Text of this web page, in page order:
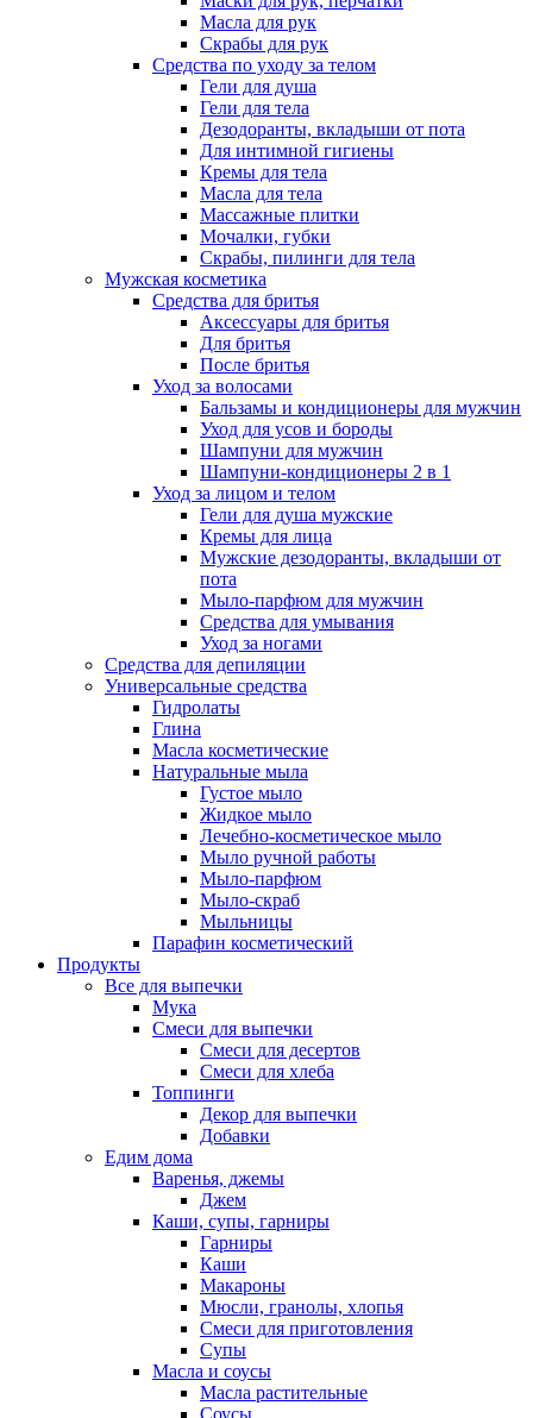
Масла для рук
Скрабы для рук
Средства по уходу за телом
Гели для душа
Гели для тела
Дезодоранты, вкладыши от пота
Для интимной гигиены
Кремы для тела
Масла для тела
Массажные плитки
Мочалки, губки
Скрабы, пилинги для тела
Мужская косметика
Средства для бритья
Аксессуары для бритья
Для бритья
После бритья
Уход за волосами
Бальзамы и кондиционеры для мужчин
Уход для усов и бороды
Шампуни для мужчин
Шампуни-кондиционеры 2 в 1
Уход за лицом и телом
Гели для душа мужские
Кремы для лица
Мужские дезодоранты, вкладыши от
пота
Мыло-парфюм для мужчин
Средства для умывания
Уход за ногами
Средства для депиляции
Универсальные средства
Гидролаты
Глина
Масла косметические
Натуральные мыла
Густое мыло
Жидкое мыло
Лечебно-косметическое мыло
Мыло ручной работы
Мыло-парфюм
Мыло-скраб
Мыльницы
Парафин косметический
Продукты
Все для выпечки
Мука
Смеси для выпечки
Смеси для десертов
Смеси для хлеба
Топпинги
Декор для выпечки
Добавки
Едим дома
Варенья, джемы
Джем
Каши, супы, гарниры
Гарниры
Каши
Макароны
Мюсли, гранолы, хлопья
Смеси для приготовления
Супы
Масла и соусы
Масла растительные
Соусы